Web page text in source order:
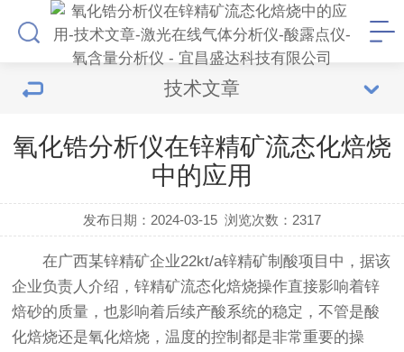
技术文章
氧化锆分析仪在锌精矿流态化焙烧
中的应用
发布日期：2024-03-15 浏览次数： 2317
在广西某锌精矿企业22kt/a锌精矿制酸项目中，据该
企业负责人介绍，锌精矿流态化焙烧操作直接影响着锌
焙砂的质量，也影响着后续产酸系统的稳定，不管是酸
化焙烧还是氧化焙烧，温度的控制都是非常重要的操